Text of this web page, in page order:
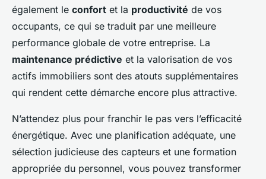
également le confort et la productivité de vos
occupants, ce qui se traduit par une meilleure
performance globale de votre entreprise. La
maintenance prédictive et la valorisation de vos
actifs immobiliers sont des atouts supplémentaires
qui rendent cette démarche encore plus attractive.
N’attendez plus pour franchir le pas vers l’efficacité
énergétique. Avec une planification adéquate, une
sélection judicieuse des capteurs et une formation
appropriée du personnel, vous pouvez transformer